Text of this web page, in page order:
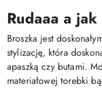
Rudaaa a
Broszka jest
stylizację, która
apaszką czy butami.
materiałowej torebki